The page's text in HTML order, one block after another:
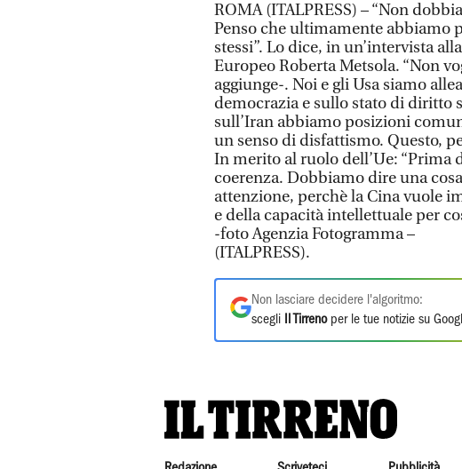
ROMA (ITALPRESS) – “Non
Penso che ultimamente abbiamo
stessi”. Lo dice, in un’intervista
Europeo Roberta Metsola. “Non
aggiunge-. Noi e gli Usa siamo
democrazia e sullo stato di diritto
sull’Iran abbiamo posizioni
un senso di disfattismo. Questo,
In merito al ruolo dell’Ue: “Prima
coerenza. Dobbiamo dire una
attenzione, perchè la Cina vuole
e della capacità intellettuale per
-foto Agenzia Fotogramma –
(ITALPRESS).
Non lasciare decidere l'algoritmo:
scegli
Il Tirrenoper le tue notizie su